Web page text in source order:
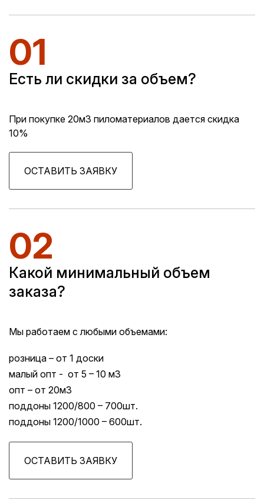
01
Есть ли скидки за объем?
При покупке 20м3 пиломатериалов дается скидка
10%
ОСТАВИТЬ ЗАЯВКУ
02
Какой минимальный объем
заказа?
Мы работаем с любыми объемами:
розница – от 1 доски
малый опт - от 5 – 10 м3
опт – от 20м3
поддоны 1200/800 – 700шт.
поддоны 1200/1000 – 600шт.
ОСТАВИТЬ ЗАЯВКУ